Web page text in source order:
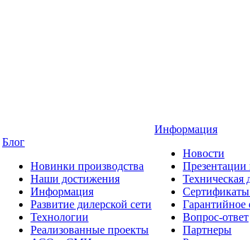
Блог
Новинки производства
Наши достижения
Информация
Развитие дилерской сети
Технологии
Реализованные проекты
Информация
Новости
Техническая
Сертификаты
Гарантийное
Вопрос-ответ
Партнеры